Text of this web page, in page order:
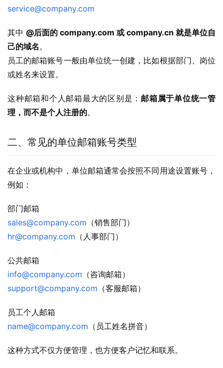
service@company.com
其中 @后面的 company.com 或 company.cn 就是单位自
己的域名。
员工的邮箱账号一般由单位统一创建，比如根据部门、岗位
或姓名来设置。
这种邮箱和个人邮箱最大的区别是： 邮箱属于单位统一管
理，而不是个人注册的。
二、常见的单位邮箱账号类型
在企业或机构中，单位邮箱通常会按照不同用途设置账号，
例如：
部门邮箱
sales@company.com （销售部门）
hr@company.com （人事部门）
公共邮箱
info@company.com （咨询邮箱）
support@company.com （客服邮箱）
员工个人邮箱
name@company.com （员工姓名拼音）
这种方式不仅方便管理，也方便客户记忆和联系。